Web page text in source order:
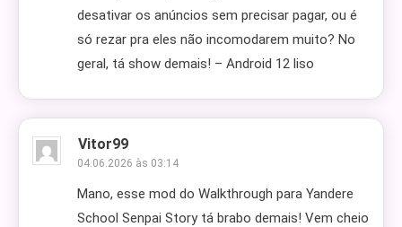
desativar os anúncios sem precisar pagar, ou é
só rezar pra eles não incomodarem muito? No
geral, tá show demais! – Android 12 liso
Vitor99
04.06.2026 às 03:14
Mano, esse mod do Walkthrough para Yandere
School Senpai Story tá brabo demais! Vem cheio